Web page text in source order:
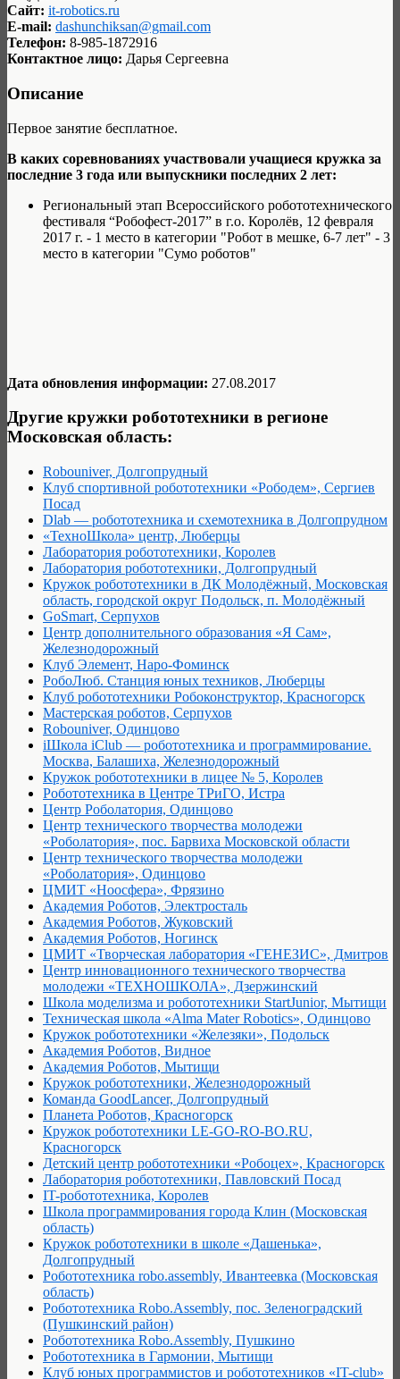
Сайт: it-robotics.ru
E-mail: dashunchiksan@gmail.com
Телефон: 8-985-1872916
Контактное лицо: Дарья Сергеевна
Описание
Первое занятие бесплатное.
В каких соревнованиях участвовали учащиеся кружка за
последние 3 года или выпускники последних 2 лет:
Региональный этап Всероссийского робототехнического
фестиваля “Робофест-2017” в г.о. Королёв, 12 февраля
2017 г. - 1 место в категории "Робот в мешке, 6-7 лет" - 3
место в категории "Сумо роботов"
Дата обновления информации: 27.08.2017
Другие кружки робототехники в регионе
Московская область:
Robouniver, Долгопрудный
Клуб спортивной робототехники «Рободем», Сергиев
Посад
Dlab — робототехника и схемотехника в Долгопрудном
«ТехноШкола» центр, Люберцы
Лаборатория робототехники, Королев
Лаборатория робототехники, Долгопрудный
Кружок робототехники в ДК Молодёжный, Московская
область, городской округ Подольск, п. Молодёжный
GoSmart, Серпухов
Центр дополнительного образования «Я Сам»,
Железнодорожный
Клуб Элемент, Наро-Фоминск
РобоЛюб. Станция юных техников, Люберцы
Клуб робототехники Робоконструктор, Красногорск
Мастерская роботов, Серпухов
Robouniver, Одинцово
iШкола iClub — робототехника и программирование.
Москва, Балашиха, Железнодорожный
Кружок робототехники в лицее № 5, Королев
Робототехника в Центре ТРиГО, Истра
Центр Роболатория, Одинцово
Центр технического творчества молодежи
«Роболатория», пос. Барвиха Московской области
Центр технического творчества молодежи
«Роболатория», Одинцово
ЦМИТ «Ноосфера», Фрязино
Академия Роботов, Электросталь
Академия Роботов, Жуковский
Академия Роботов, Ногинск
ЦМИТ «Творческая лаборатория «ГЕНЕЗИС», Дмитров
Центр инновационного технического творчества
молодежи «ТЕХНОШКОЛА», Дзержинский
Школа моделизма и робототехники StartJunior, Мытищи
Техническая школа «Alma Mater Robotics», Одинцово
Кружок робототехники «Железяки», Подольск
Академия Роботов, Видное
Академия Роботов, Мытищи
Кружок робототехники, Железнодорожный
Команда GoodLancer, Долгопрудный
Планета Роботов, Красногорск
Кружок робототехники LE-GO-RO-BO.RU,
Красногорск
Детский центр робототехники «Робоцех», Красногорск
Лаборатория робототехники, Павловский Посад
IT-робототехника, Королев
Школа программирования города Клин (Московская
область)
Кружок робототехники в школе «Дашенька»,
Долгопрудный
Робототехника robo.assembly, Ивантеевка (Московская
область)
Робототехника Robo.Assembly, пос. Зеленоградский
(Пушкинский район)
Робототехника Robo.Assembly, Пушкино
Робототехника в Гармонии, Мытищи
Клуб юных программистов и робототехников «IT-club»